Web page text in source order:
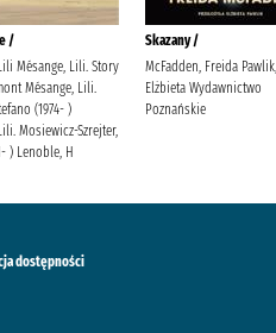
/
Mésange, Lili. Story
Mésange, Lili.
(1974- )
Mosiewicz-Szrejter,
) Lenoble, H
Skazany /
McFadden, Freida Pawlik,
Elżbieta Wydawnictwo
Poznańskie
dostępności